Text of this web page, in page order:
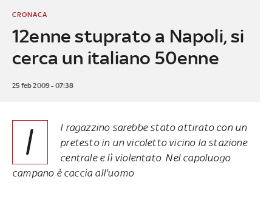
12enne stuprato a Napoli, si
cerca un italiano 50enne
CRONACA
25 feb 2009 - 07:38
I
l ragazzino sarebbe stato attirato con un
pretesto in un vicoletto vicino la stazione
centrale e lì violentato. Nel capoluogo
campano è caccia all'uomo